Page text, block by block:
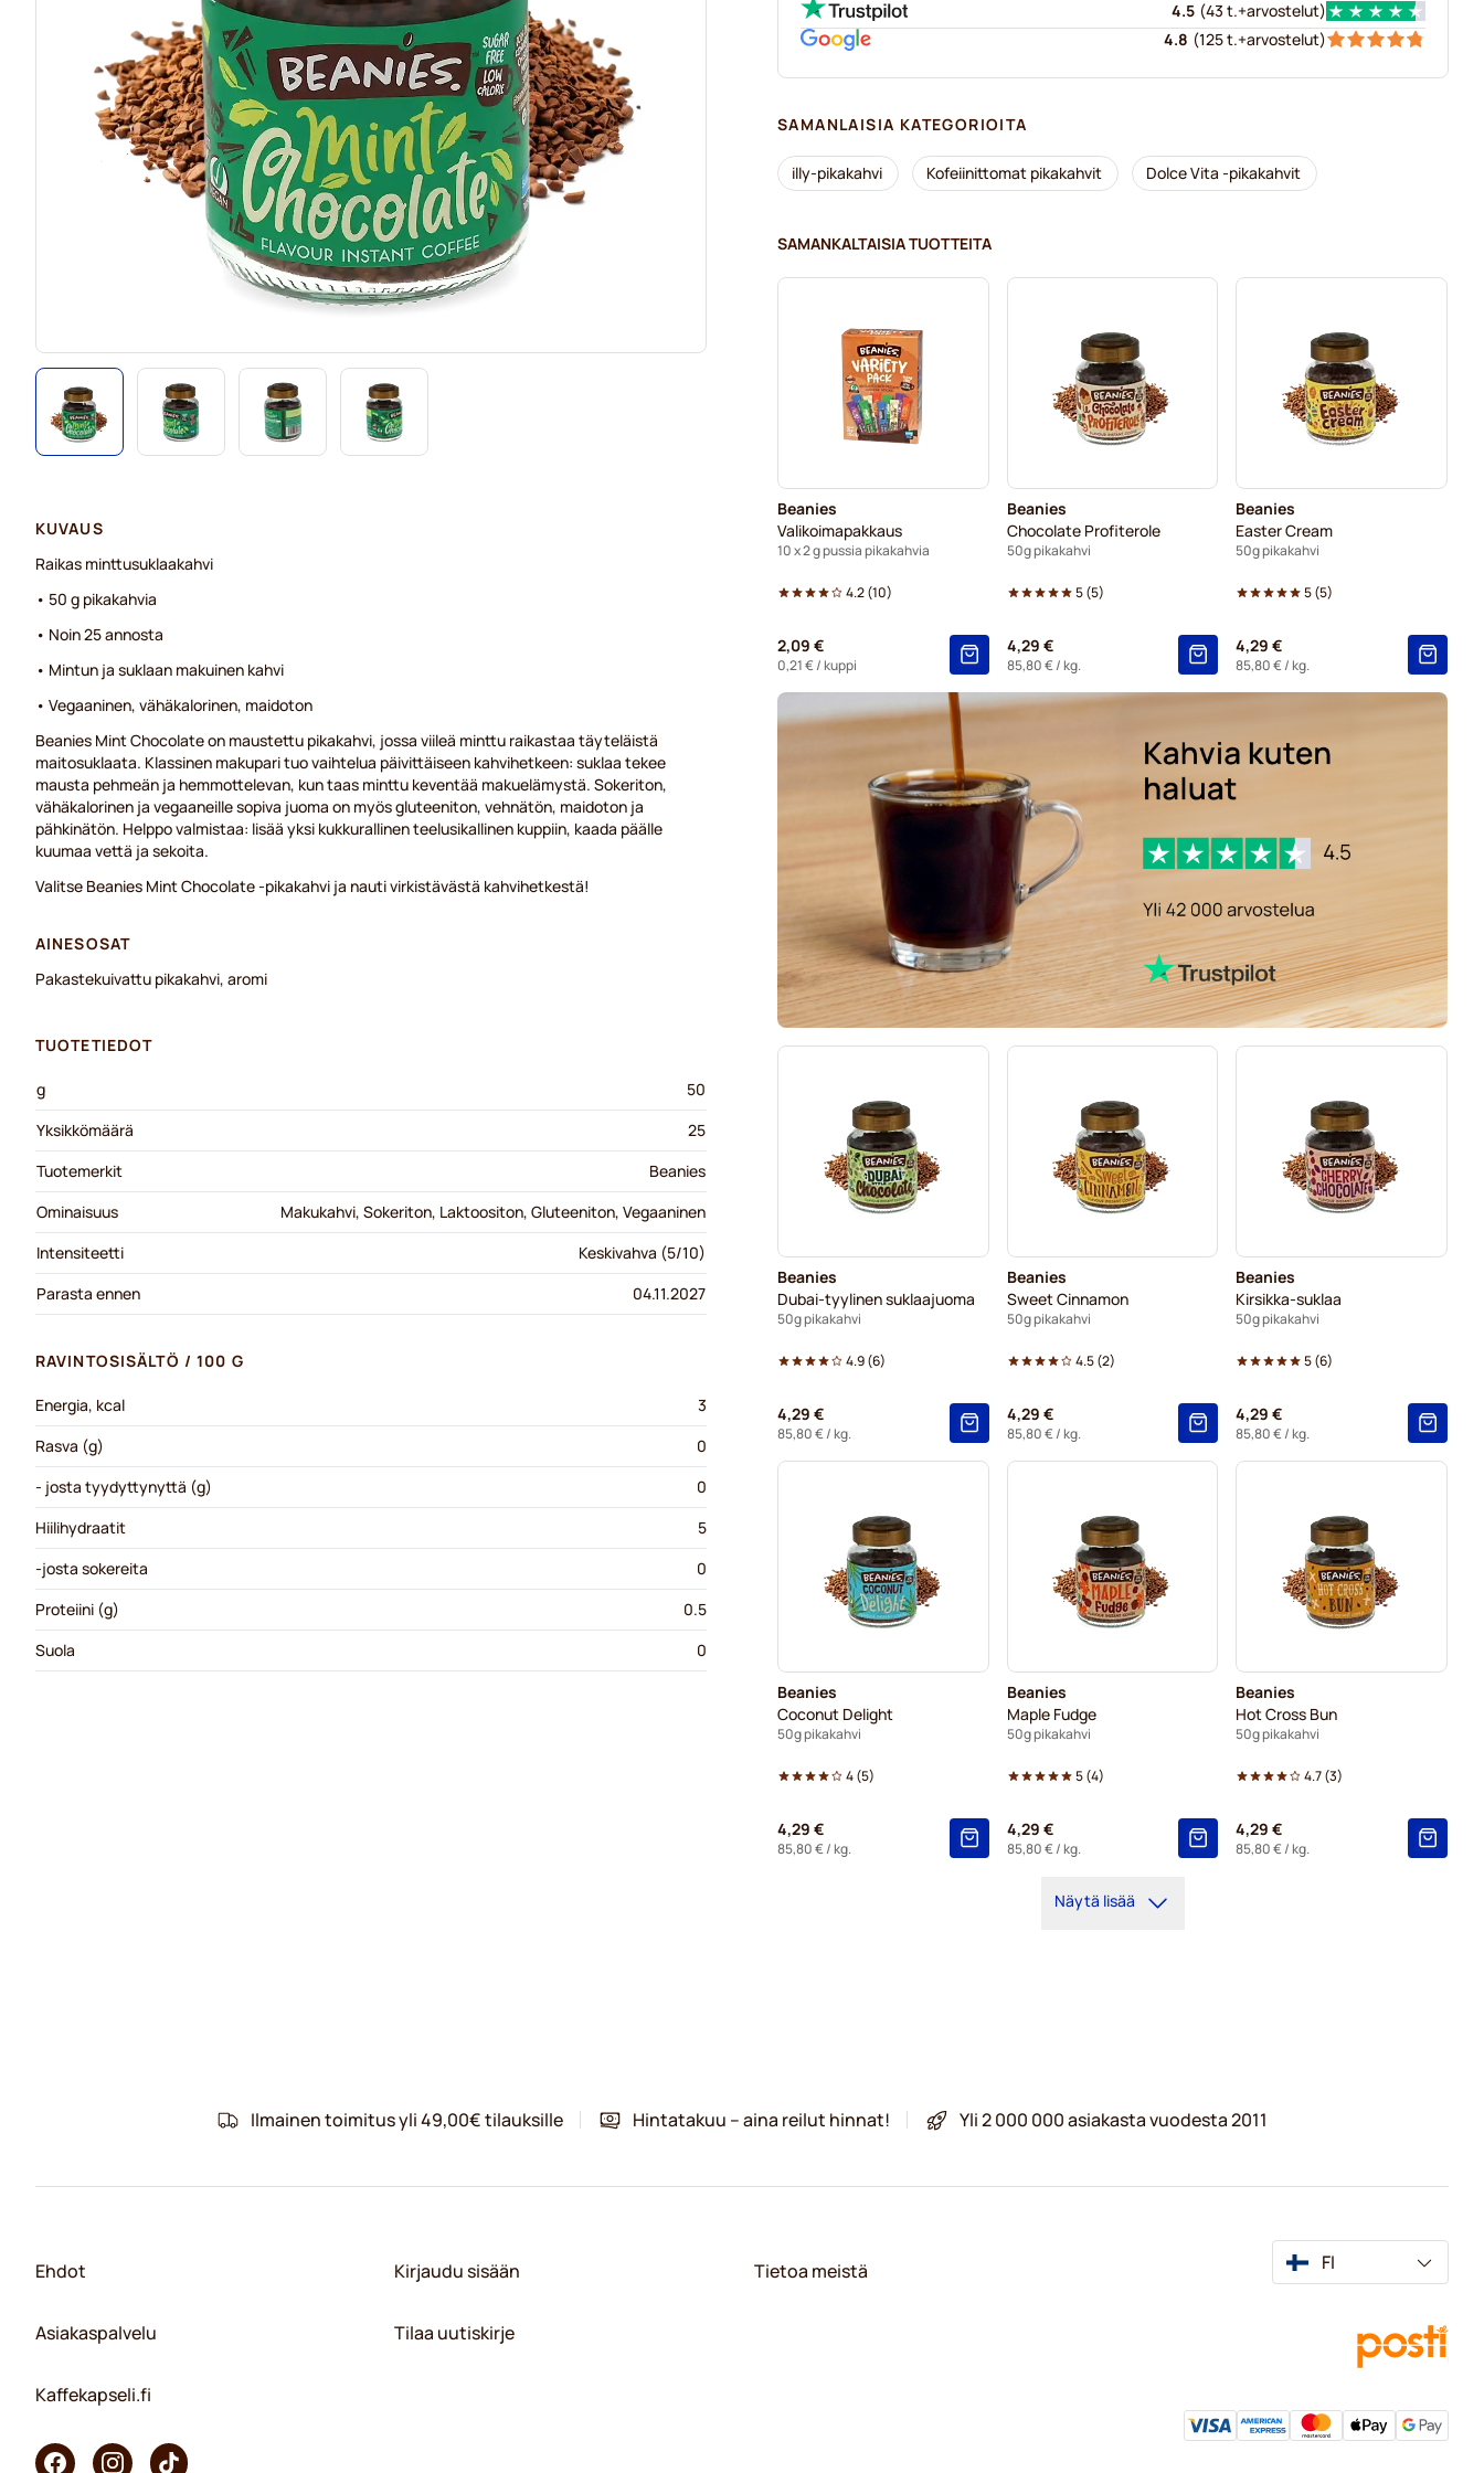
4.5 (43 t.+arvostelut)
4.8 (125 t.+arvostelut)
SAMANLAISIA KATEGORIOITA
illy-pikakahvi Kofeiinittomat pikakahvit Dolce Vita -pikakahvit
SAMANKALTAISIA TUOTTEITA
Beanies
Valikoimapakkaus
10 x 2 g pussia pikakahvia
4.2(10)
2,09 €
0,21 €/ kuppi
Beanies
Chocolate Profiterole
50g pikakahvi
5(5)
4,29 €
85,80 €/ kg.
Beanies
Easter Cream
50g pikakahvi
5(5)
4,29 €
85,80 €/ kg.
Beanies
Dubai-tyylinen suklaajuoma
50g pikakahvi
4.9(6)
4,29 €
85,80 €/ kg.
Beanies
Sweet Cinnamon
50g pikakahvi
4.5(2)
4,29 €
85,80 €/ kg.
Beanies
Kirsikka-suklaa
50g pikakahvi
5(6)
4,29 €
85,80 €/ kg.
Beanies
Coconut Delight
50g pikakahvi
4(5)
4,29 €
85,80 €/ kg.
Beanies
Maple Fudge
50g pikakahvi
5(4)
4,29 €
85,80 €/ kg.
Beanies
Hot Cross Bun
50g pikakahvi
4.7(3)
4,29 €
85,80 €/ kg.
Näytä lisää
KUVAUS
Raikas minttusuklaakahvi
• 50 g pikakahvia
• Noin 25 annosta
• Mintun ja suklaan makuinen kahvi
• Vegaaninen, vähäkalorinen, maidoton
Beanies Mint Chocolate on maustettu pikakahvi, jossa viileä minttu raikastaa täyteläistä
maitosuklaata. Klassinen makupari tuo vaihtelua päivittäiseen kahvihetkeen: suklaa tekee
mausta pehmeän ja hemmottelevan, kun taas minttu keventää makuelämystä. Sokeriton,
vähäkalorinen ja vegaaneille sopiva juoma on myös gluteeniton, vehnätön, maidoton ja
pähkinätön. Helppo valmistaa: lisää yksi kukkurallinen teelusikallinen kuppiin, kaada päälle
kuumaa vettä ja sekoita.
Valitse Beanies Mint Chocolate -pikakahvi ja nauti virkistävästä kahvihetkestä!
AINESOSAT
Pakastekuivattu pikakahvi, aromi
TUOTETIEDOT
g
50
Yksikkömäärä
25
Tuotemerkit
Beanies
Ominaisuus
Makukahvi, Sokeriton, Laktoositon, Gluteeniton, Vegaaninen
Intensiteetti
Keskivahva (5/10)
Parasta ennen
04.11.2027
RAVINTOSISÄLTÖ / 100 G
Energia, kcal
3
Rasva (g)
0
- josta tyydyttynyttä (g)
0
Hiilihydraatit
5
-josta sokereita
0
Proteiini (g)
0.5
Suola
0
Ilmainen toimitus yli 49,00€ tilauksille Hintatakuu – aina reilut hinnat! Yli 2 000 000 asiakasta vuodesta 2011
Ehdot
Asiakaspalvelu
Kaffekapseli.fi
Kirjaudu sisään
Tilaa uutiskirje
Tietoa meistä FI